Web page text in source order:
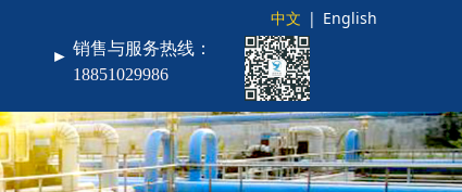
中文 | English
销售与服务热线：
18851029986
►